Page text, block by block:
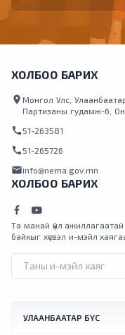
ХОЛБОО БАРИХ
location_on Монгол Улс, Улаанбаатар
Партизаны гудамж-6,
call 51-263581
call 51-265726
mailinfo@nema.gov.mn
ХОЛБОО БАРИХ
Та манай үйл
байхыг хүсвэл и-мэйл хаягаа
УЛААНБААТАР БҮС